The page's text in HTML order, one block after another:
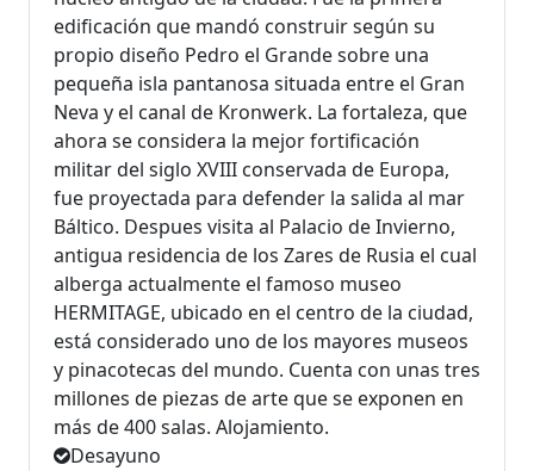
edificación que mandó construir según su
propio diseño Pedro el Grande sobre una
pequeña isla pantanosa situada entre el Gran
Neva y el canal de Kronwerk. La fortaleza, que
ahora se considera la mejor fortificación
militar del siglo XVIII conservada de Europa,
fue proyectada para defender la salida al mar
Báltico. Despues visita al Palacio de Invierno,
antigua residencia de los Zares de Rusia el cual
alberga actualmente el famoso museo
HERMITAGE, ubicado en el centro de la ciudad,
está considerado uno de los mayores museos
y pinacotecas del mundo. Cuenta con unas tres
millones de piezas de arte que se exponen en
más de 400 salas. Alojamiento.
Desayuno